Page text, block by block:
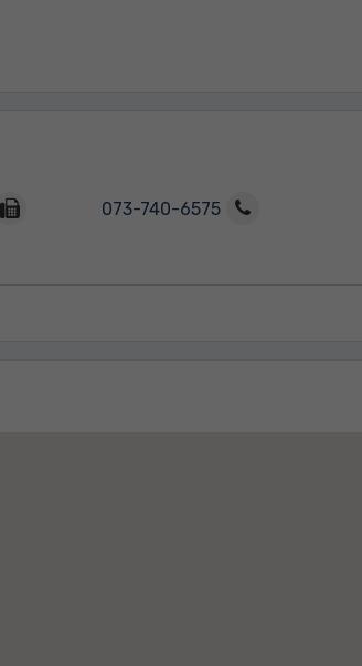
073-740-6575